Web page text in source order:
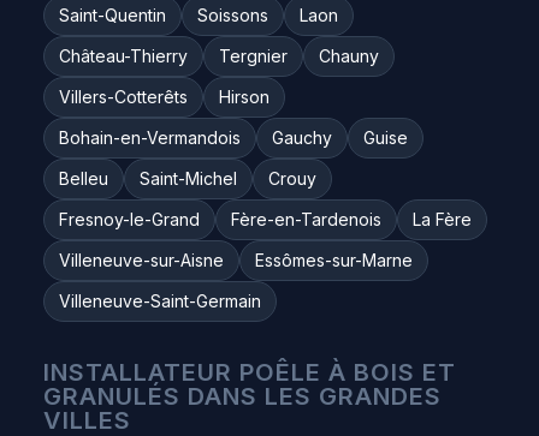
Saint-Quentin Soissons
Laon
Château-Thierry
Tergnier
Chauny
Villers-Cotterêts
Hirson
Bohain-en-Vermandois
Gauchy
Guise
Belleu
Saint-Michel
Crouy
Fresnoy-le-Grand
Fère-en-Tardenois
La Fère
Villeneuve-sur-Aisne
Essômes-sur-Marne
Villeneuve-Saint-Germain
INSTALLATEUR POÊLE À BOIS ET
GRANULÉS DANS LES GRANDES
VILLES